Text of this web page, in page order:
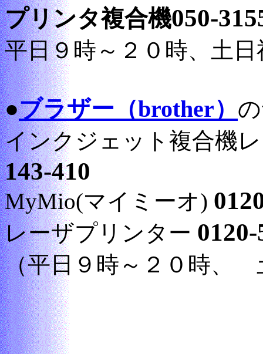
プリンタ複合機050-
平日９時～２０時、土
●ブラザー（brother）
インクジェット複合機
143-410
MyMio(マイミーオ)
レーザプリンター
（平日９時～２０時、